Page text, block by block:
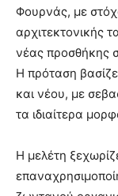
Φουρνάς, με
αρχιτεκτονικής
νέας προσθήκης
Η πρόταση
και νέου, με
τα ιδιαίτερα
Η μελέτη